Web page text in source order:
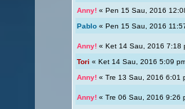
Anny! « Pen 15 Sau, 2016
Pablo « Pen 15 Sau, 2016
Anny! « Ket 14 Sau, 2016 7:18
Tori « Ket 14 Sau, 2016 5:09
Anny! « Tre 13 Sau, 2016 6:01
Anny! « Tre 06 Sau, 2016